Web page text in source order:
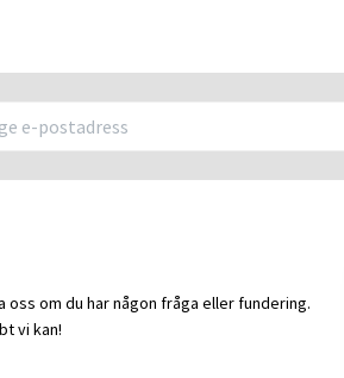
oss om du har någon fråga eller fundering.
vi kan!